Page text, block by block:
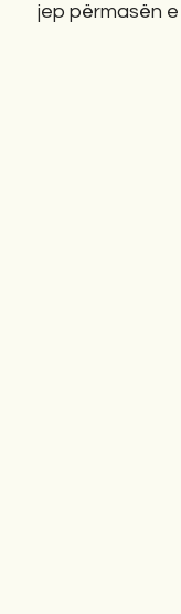
jep përmasën